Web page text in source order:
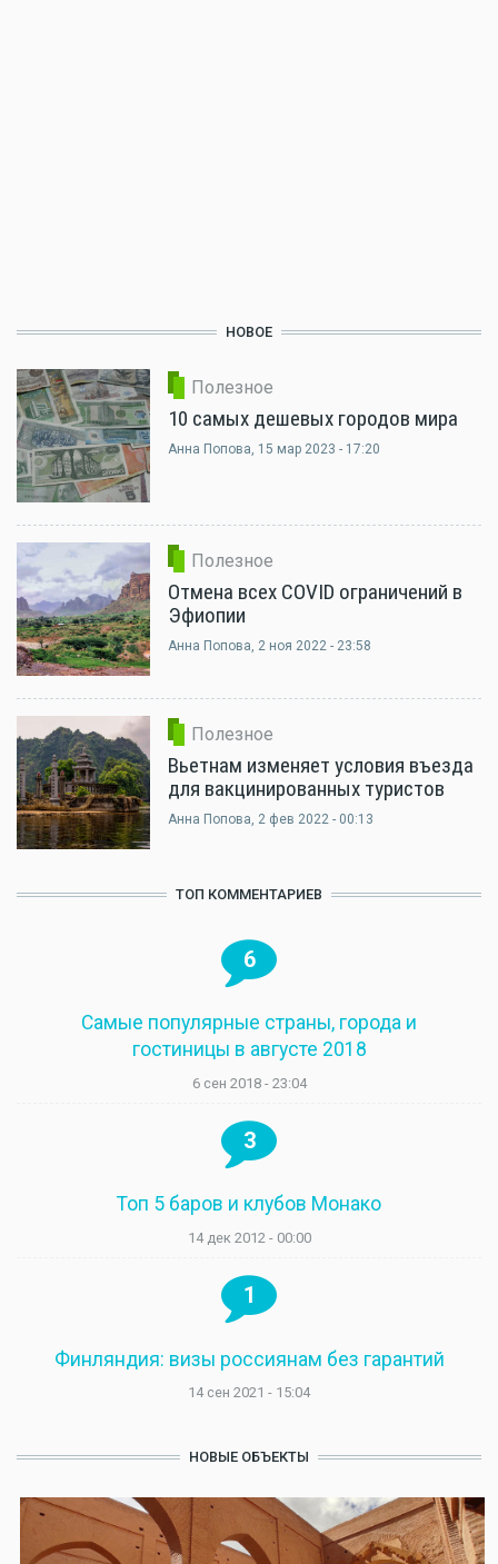
НОВОЕ
Полезное
10 самых дешевых городов мира
Анна Попова, 15 мар 2023 - 17:20
Полезное
Отмена всех COVID ограничений в
Эфиопии
Анна Попова, 2 ноя 2022 - 23:58
Полезное
Вьетнам изменяет условия въезда
для вакцинированных туристов
Анна Попова, 2 фев 2022 - 00:13
ТОП КОММЕНТАРИЕВ
6
Самые популярные страны, города и
гостиницы в августе 2018
6 сен 2018 - 23:04
3
Топ 5 баров и клубов Монако
14 дек 2012 - 00:00
1
Финляндия: визы россиянам без гарантий
14 сен 2021 - 15:04
НОВЫЕ ОБЪЕКТЫ